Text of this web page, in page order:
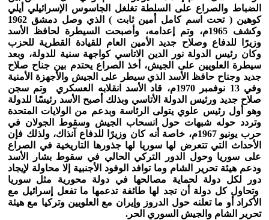
الضباط والصراع على السلطة تغلغل الجاسوس الإسرائيلي أيلي
كوهين ( تحت اسم كامل أمين ثابت ) الذي وصل دمشق 1962
وكشف 1965م، وتم إعدامه، وأصبحت السيطرة لحافظ الأسد
وزيرًا للدفاع وصلاح جديد الأمين العام للقيادة القطرية للحزب
وكان رئيس الدولة نور الدين الاتاسي كواجهة سنية للدولة، وبعد
سيطرة العلويين على الجيش، أخذ الصراع يحتدم بين جناح صلاح
جديد وجناح حافظ الأسد الذي سيطر على الجيش والأجهزة الأمنية
وفي 13 نوفمبر 1970م، قاد الأسد انقلابه العسكري وتم سجن
صلاح جديد ورئيس الدولة الأتاسي وبذلك أصبح الأسد رئيسًا للدولة
وهو أول رئيس علوي يتولى الرئاسة وبدعم من الولايات المتحدة
وتردد حوله شبهات حول انسحاب الجيش وسقوط الجولان في
حرب يونيو 1967م، خاصة أنه كان وزيرًا للدفاع آنذاك، ولذلك فإن
الأحداث التي تتعرض لها سوريا لها جذورها التاريخية في الصراع
على سوريا وحول الدور التركي الحالي في سقوط بشار الأسد
ودعم هيئة تحرير الشام وما توافد الوفود الأجنبية إلا محاولة لإيجاد
دور لكل دولة لحماية مصالحها في دولة محورية مثل سوريا
وتحاول كل دولة أن تجد لها طائفة تدعمها ما تفعل إسرائيل مع
الأكراد أو ما تعلنه حول الدروز وإيران مع العلويين وتركيا مع هيئة
تحرير الشام والجيش السوري الحر.